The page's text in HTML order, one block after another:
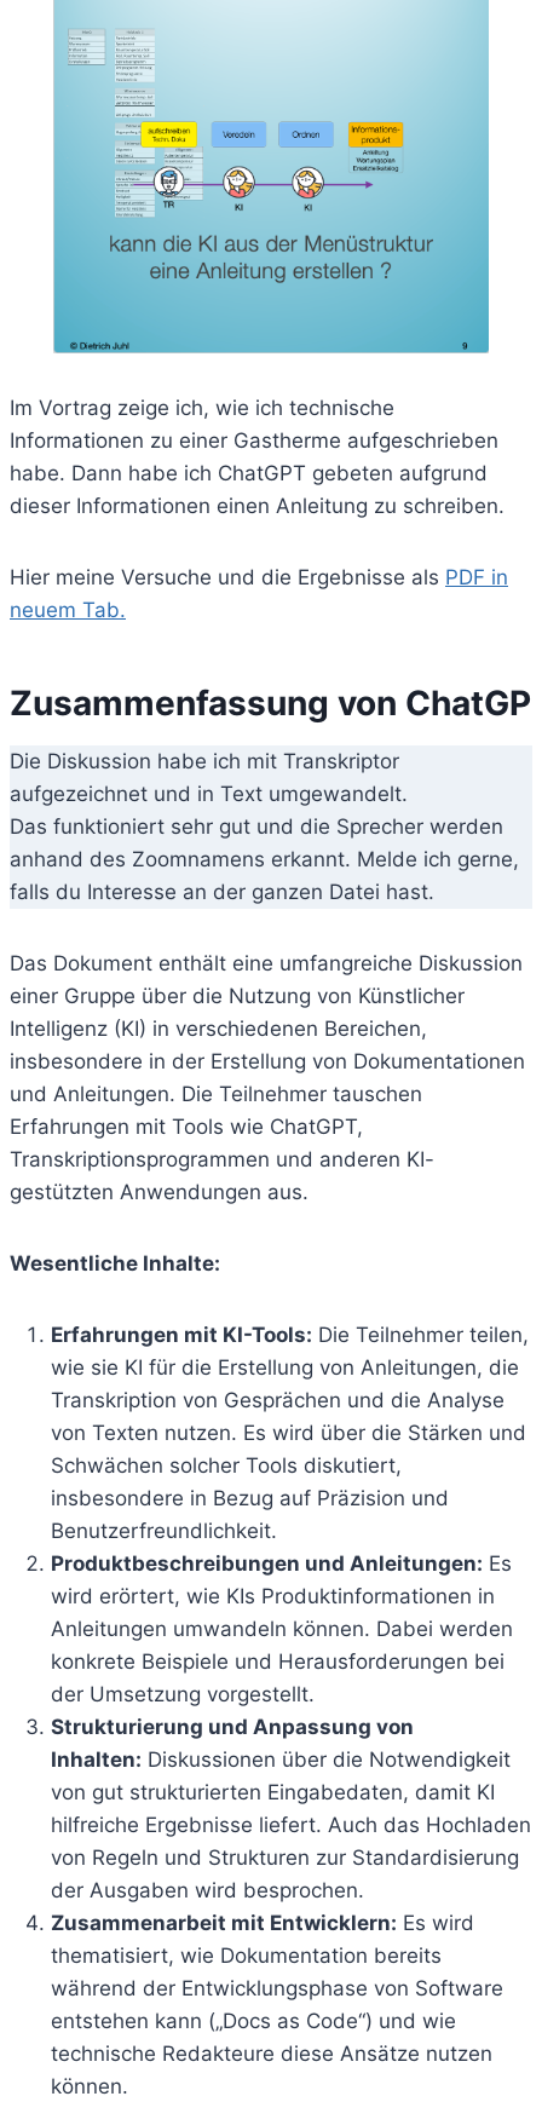
Im Vortrag zeige ich, wie ich technische
Informationen zu einer Gastherme aufgeschrieben
habe. Dann habe ich ChatGPT gebeten aufgrund
dieser Informationen einen Anleitung zu schreiben.
Hier meine Versuche und die Ergebnisse als PDF in
neuem Tab.
Zusammenfassung von ChatGP
Die Diskussion habe ich mit Transkriptor
aufgezeichnet und in Text umgewandelt.
Das funktioniert sehr gut und die Sprecher werden
anhand des Zoomnamens erkannt. Melde ich gerne,
falls du Interesse an der ganzen Datei hast.
Das Dokument enthält eine umfangreiche Diskussion
einer Gruppe über die Nutzung von Künstlicher
Intelligenz (KI) in verschiedenen Bereichen,
insbesondere in der Erstellung von Dokumentationen
und Anleitungen. Die Teilnehmer tauschen
Erfahrungen mit Tools wie ChatGPT,
Transkriptionsprogrammen und anderen KI-
gestützten Anwendungen aus.
Wesentliche Inhalte:
Erfahrungen mit KI-Tools: Die Teilnehmer teilen,
wie sie KI für die Erstellung von Anleitungen, die
Transkription von Gesprächen und die Analyse
von Texten nutzen. Es wird über die Stärken und
Schwächen solcher Tools diskutiert,
insbesondere in Bezug auf Präzision und
Benutzerfreundlichkeit.
Produktbeschreibungen und Anleitungen: Es
wird erörtert, wie KIs Produktinformationen in
Anleitungen umwandeln können. Dabei werden
konkrete Beispiele und Herausforderungen bei
der Umsetzung vorgestellt.
Strukturierung und Anpassung von
Inhalten: Diskussionen über die Notwendigkeit
von gut strukturierten Eingabedaten, damit KI
hilfreiche Ergebnisse liefert. Auch das Hochladen
von Regeln und Strukturen zur Standardisierung
der Ausgaben wird besprochen.
Zusammenarbeit mit Entwicklern: Es wird
thematisiert, wie Dokumentation bereits
während der Entwicklungsphase von Software
entstehen kann („Docs as Code“) und wie
technische Redakteure diese Ansätze nutzen
können.